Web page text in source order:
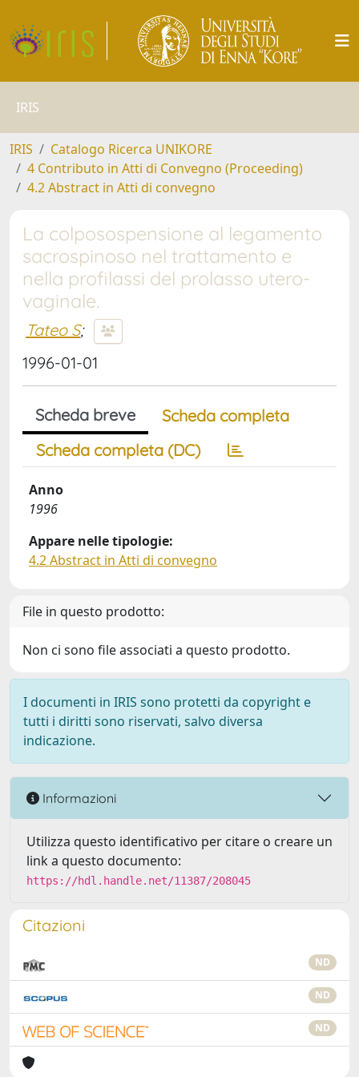
IRIS
IRIS
Catalogo Ricerca UNIKORE
4 Contributo in Atti di Convegno (Proceeding)
4.2 Abstract in Atti di convegno
La colposospensione al legamento
sacrospinoso nel trattamento e
nella profilassi del prolasso utero-
vaginale.
Tateo S;
1996-01-01
Scheda breve
Scheda completa
Scheda completa (DC)
Anno
1996
Appare nelle tipologie:
4.2 Abstract in Atti di convegno
File in questo prodotto:
Non ci sono file associati a questo prodotto.
I documenti in IRIS sono protetti da copyright e
tutti i diritti sono riservati, salvo diversa
indicazione.
Informazioni
Utilizza questo identificativo per citare o creare un
link a questo documento:
https://hdl.handle.net/11387/208045
Citazioni
ND
ND
ND